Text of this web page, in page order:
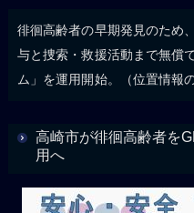
徘徊高齢者の早期発見のため
与と捜索・救援活動まで無償
ム」を運用開始。（位置情報
高崎市が徘徊高齢者を
用へ